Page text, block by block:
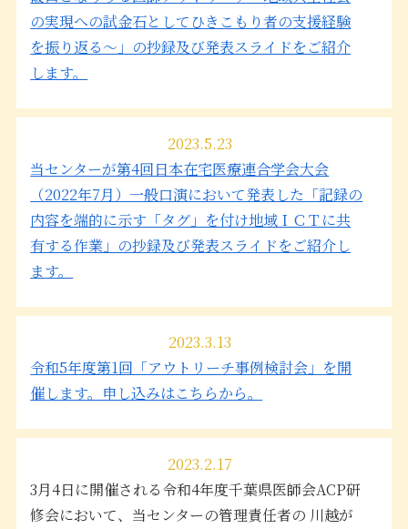
の実現への試金石としてひきこもり者の支援経験
を振り返る～」の抄録及び発表スライドをご紹介
します。
2023.5.23
当センターが第4回日本在宅医療連合学会大会
（2022年7月）一般口演において発表した「記録の
内容を端的に示す「タグ」を付け地域ＩＣＴに共
有する作業」の抄録及び発表スライドをご紹介し
ます。
2023.3.13
令和5年度第1回「アウトリーチ事例検討会」を開
催します。申し込みはこちらから。
2023.2.17
3月4日に開催される令和4年度千葉県医師会ACP研
修会において、当センターの管理責任者の 川越が